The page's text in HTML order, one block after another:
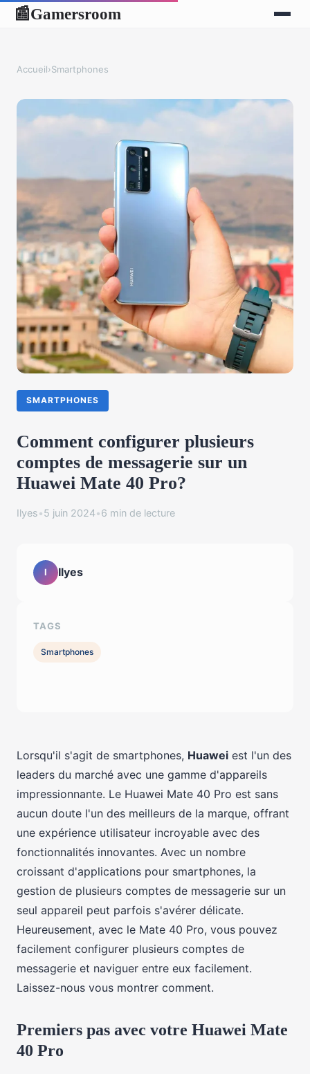
📰Gamersroom
Accueil›Smartphones
SMARTPHONES
Comment configurer plusieurs
comptes de messagerie sur un
Huawei Mate 40 Pro?
Ilyes•5 juin 2024•6 min de lecture
Lorsqu'il s'agit de smartphones, Huawei est l'un des
leaders du marché avec une gamme d'appareils
impressionnante. Le Huawei Mate 40 Pro est sans
aucun doute l'un des meilleurs de la marque, offrant
une expérience utilisateur incroyable avec des
fonctionnalités innovantes. Avec un nombre
croissant d'applications pour smartphones, la
gestion de plusieurs comptes de messagerie sur un
seul appareil peut parfois s'avérer délicate.
Heureusement, avec le Mate 40 Pro, vous pouvez
facilement configurer plusieurs comptes de
messagerie et naviguer entre eux facilement.
Laissez-nous vous montrer comment.
Premiers pas avec votre Huawei Mate
40 Pro
I Ilyes
TAGS
Smartphones